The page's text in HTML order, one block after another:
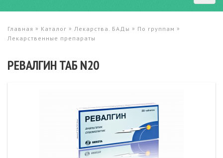
Главная » Каталог » Лекарства. БАДы » По группам »
Лекарственные препараты
РЕВАЛГИН ТАБ N20